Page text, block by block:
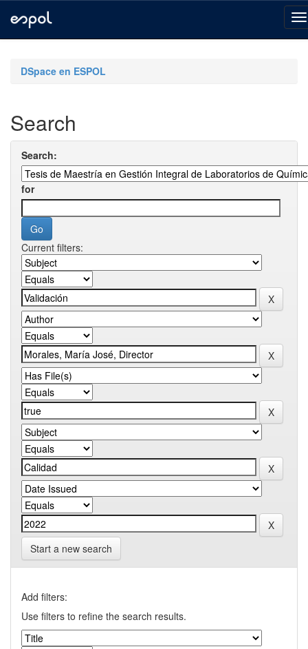
navigationDSpace en ESPOL
Search
Search:
for
Current filters:
Start a new search
Add filters:
Use filters to refine the search results.